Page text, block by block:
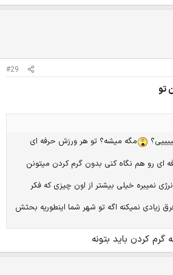
#29
تو
مگه میشه؟ تو هر ورزش حرفه ای
ای رو هم نگاه کنی بدون گرم کردن میتونن
نمیبره خیلی بیشتر از اون چیزی که فکر
زیادی نمیکنه اگه تو شهر شما اینطوریه بحثش